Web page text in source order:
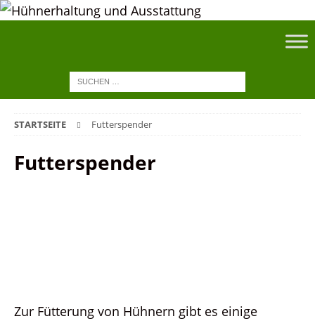
STARTSEITE Futterspender
Futterspender
Zur Fütterung von Hühnern gibt es einige